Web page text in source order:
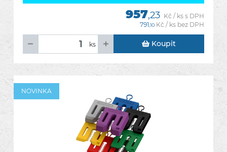
957,23 Kč / ks s DPH
791,10 Kč / ks bez DPH
ks Koupit
NOVINKA